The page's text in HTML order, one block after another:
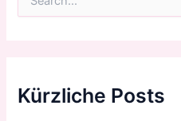
n
a
Kürzliche Posts